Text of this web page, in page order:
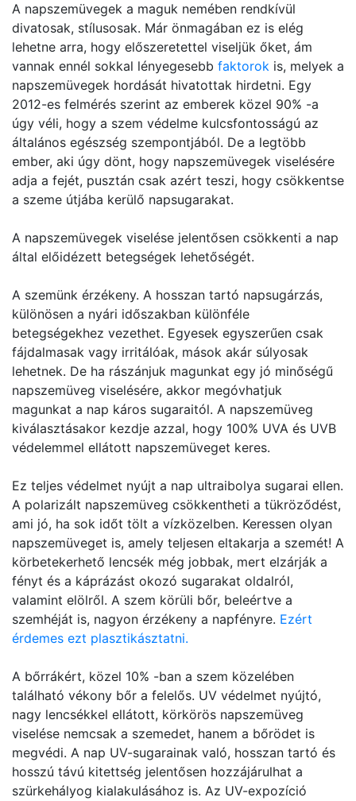
A napszemüvegek a maguk nemében rendkívül
divatosak, stílusosak. Már önmagában ez is elég
lehetne arra, hogy előszeretettel viseljük őket, ám
vannak ennél sokkal lényegesebb faktorok is, melyek a
napszemüvegek hordását hivatottak hirdetni. Egy
2012-es felmérés szerint az emberek közel 90% -a
úgy véli, hogy a szem védelme kulcsfontosságú az
általános egészség szempontjából. De a legtöbb
ember, aki úgy dönt, hogy napszemüvegek viselésére
adja a fejét, pusztán csak azért teszi, hogy csökkentse
a szeme útjába kerülő napsugarakat.
A napszemüvegek viselése jelentősen csökkenti a nap
által előidézett betegségek lehetőségét.
A szemünk érzékeny. A hosszan tartó napsugárzás,
különösen a nyári időszakban különféle
betegségekhez vezethet. Egyesek egyszerűen csak
fájdalmasak vagy irritálóak, mások akár súlyosak
lehetnek. De ha rászánjuk magunkat egy jó minőségű
napszemüveg viselésére, akkor megóvhatjuk
magunkat a nap káros sugaraitól. A napszemüveg
kiválasztásakor kezdje azzal, hogy 100% UVA és UVB
védelemmel ellátott napszemüveget keres.
Ez teljes védelmet nyújt a nap ultraibolya sugarai ellen.
A polarizált napszemüveg csökkentheti a tükröződést,
ami jó, ha sok időt tölt a vízközelben. Keressen olyan
napszemüveget is, amely teljesen eltakarja a szemét! A
körbetekerhető lencsék még jobbak, mert elzárják a
fényt és a káprázást okozó sugarakat oldalról,
valamint elölről. A szem körüli bőr, beleértve a
szemhéját is, nagyon érzékeny a napfényre. Ezért
érdemes ezt plasztikásztatni.
A bőrrákért, közel 10% -ban a szem közelében
található vékony bőr a felelős. UV védelmet nyújtó,
nagy lencsékkel ellátott, körkörös napszemüveg
viselése nemcsak a szemedet, hanem a bőrödet is
megvédi. A nap UV-sugarainak való, hosszan tartó és
hosszú távú kitettség jelentősen hozzájárulhat a
szürkehályog kialakulásához is. Az UV-expozíció